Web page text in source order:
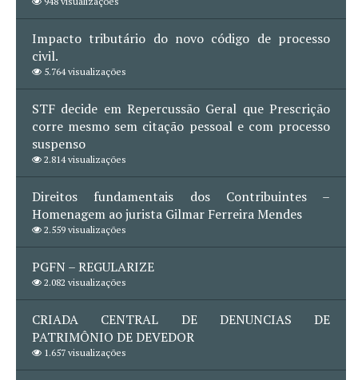
Impacto tributário do novo código de processo
civil.
5.764 visualizações
STF decide em Repercussão Geral que Prescrição
corre mesmo sem citação pessoal e com processo
suspenso
2.814 visualizações
Direitos fundamentais dos Contribuintes –
Homenagem ao jurista Gilmar Ferreira Mendes
2.559 visualizações
PGFN – REGULARIZE
2.082 visualizações
CRIADA CENTRAL DE DENUNCIAS DE
PATRIMÔNIO DE DEVEDOR
1.657 visualizações